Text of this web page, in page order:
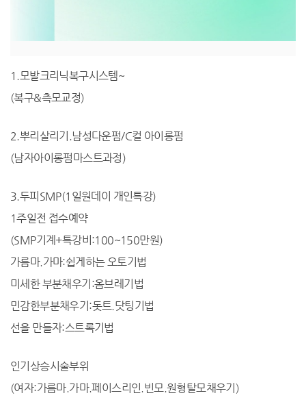
1.모발크리닉복구시스템~
(복구&측모교정)
2.뿌리살리기.남성다운펌/C컬 아이롱펌
(남자아이롱펌마스트과정)
3.두피SMP(1일원데이 개인특강)
1주일전 접수예약
(SMP기계+특강비:100~150만원)
가름마.가마:쉽게하는 오토기법
미세한 부분채우기:옴브레기법
민감한부분채우기:돗트.닷팅기법
선을 만들자:스트록기법
인기상승시술부위
(여자:가름마.가마.페이스리인.빈모.원형탈모채우기)